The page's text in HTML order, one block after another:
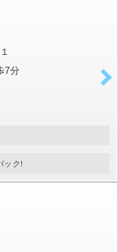
7分
ック!